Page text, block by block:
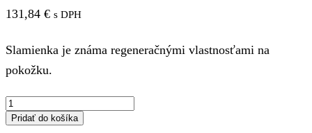
131,84 € s DPH
Slamienka je známa regeneračnými vlastnosťami na
pokožku.
množstvo
Helichrysum
(Slamienka),
Pridať do košíka